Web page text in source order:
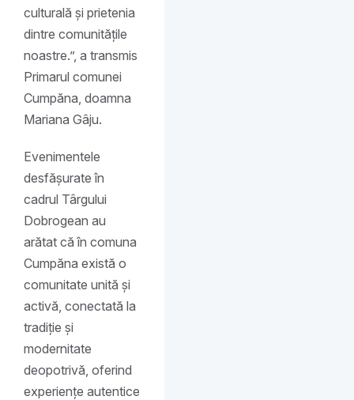
culturală și prietenia
dintre comunitățile
noastre.”, a transmis
Primarul comunei
Cumpăna, doamna
Mariana Gâju.
Evenimentele
desfășurate în
cadrul Târgului
Dobrogean au
arătat că în comuna
Cumpăna există o
comunitate unită și
activă, conectată la
tradiție și
modernitate
deopotrivă, oferind
experiențe autentice